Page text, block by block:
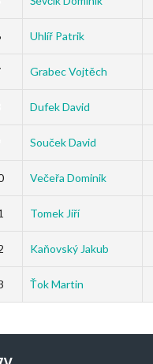
Uhlíř Patrik
Grabec Vojtěch
Dufek David
Souček David
Večeřa Dominik
Tomek Jiří
Kaňovský Jakub
Ťok Martin